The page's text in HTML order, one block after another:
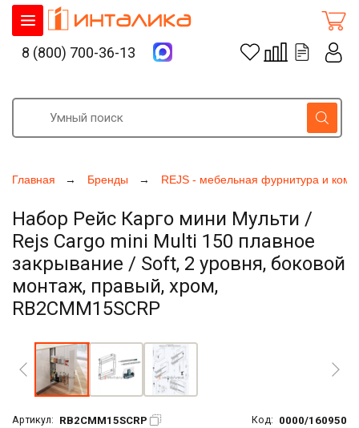
Главная Бренды REJS - мебельная фурнитура и
Набор Рейс Карго мини Мульти /
Rejs Cargo mini Multi 150 плавное
закрывание / Soft, 2 уровня, боковой
монтаж, правый, хром,
RB2CMM15SCRP
Артикул: RB2CMM15SCRP Код: 0000/160950
8 (800) 700-36-13